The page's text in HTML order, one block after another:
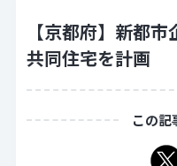
【京都府】新都
共同住宅を計画
この記